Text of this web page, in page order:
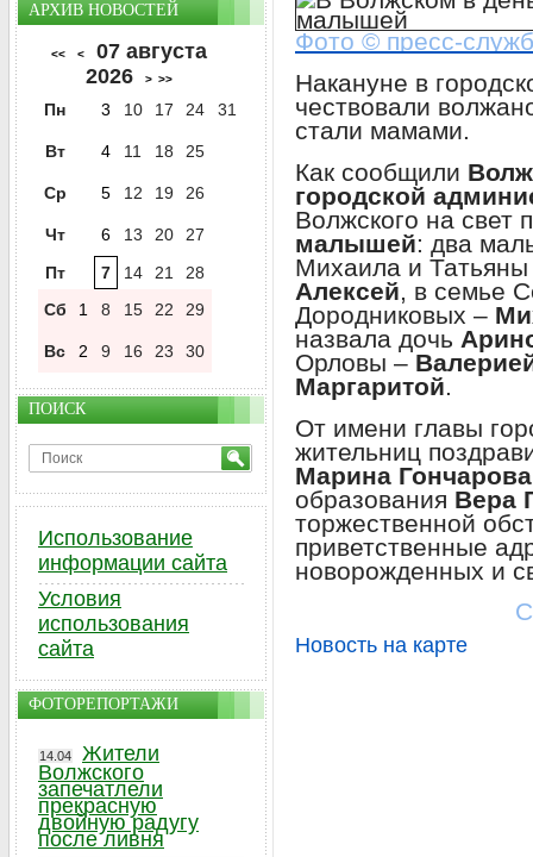
Фото © пресс-
Накануне в
чествовали
стали мамами.
Как сообщили
городской
Волжского на свет
малышей: два
Михаила и
Алексей, в семье
Дородниковых –
назвала дочь
Орловы –
Маргаритой.
От имени главы
жительниц
Марина Гончарова
образования Вера
торжественной
приветственные
новорожденных и
Новость на карте
АРХИВ НОВОСТЕЙ
<< <
07 августа
2026
> >>
Пн 3 10 17 24 31
Вт 4 11 18 25
Ср 5 12 19 26
Чт 6 13 20
27
Пт
7 14 21
28
Сб
1 8 15 22 29
Вс 2 9 16 23 30
ПОИСК
Использование
информации сайта
Условия
использования
сайта
ФОТОРЕПОРТАЖИ
14.04
Жители
Волжского
запечатлели
прекрасную
двойную радугу
после ливня